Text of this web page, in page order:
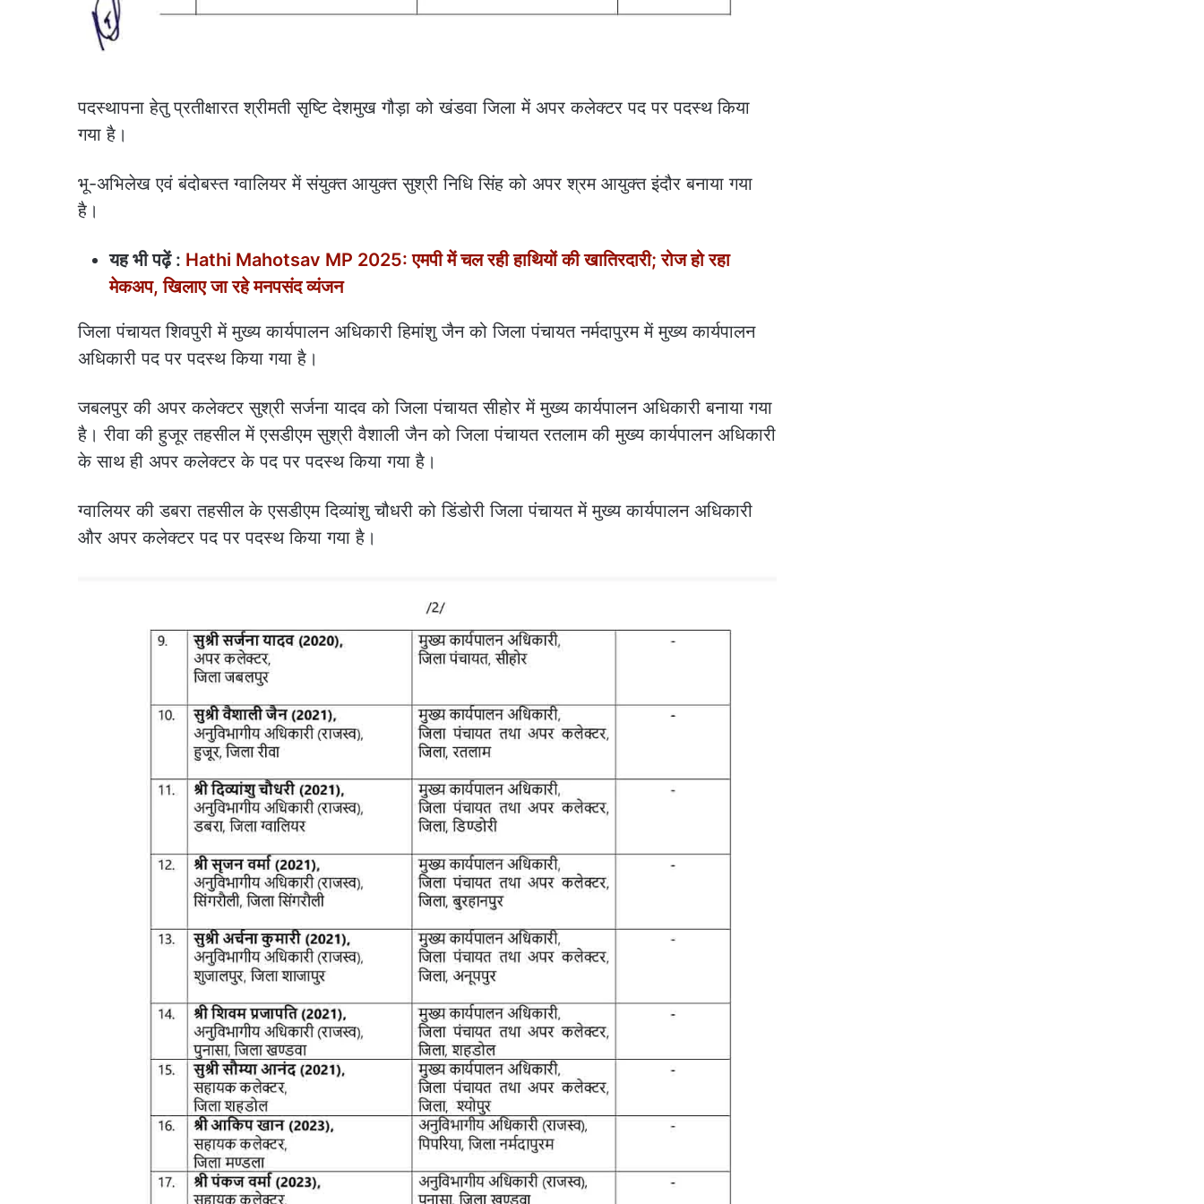
पदस्थापना हेतु प्रतीक्षारत श्रीमती सृष्टि देशमुख गौड़ा को खंडवा जिला में अपर कलेक्टर पद पर पदस्थ किया
गया है।
भू-अभिलेख एवं बंदोबस्त ग्वालियर में संयुक्त आयुक्त सुश्री निधि सिंह को अपर श्रम आयुक्त इंदौर बनाया गया
है।
यह भी पढ़ें : Hathi Mahotsav MP 2025: एमपी में चल रही हाथियों की खातिरदारी; रोज हो रहा
मेकअप, खिलाए जा रहे मनपसंद व्यंजन
जिला पंचायत शिवपुरी में मुख्य कार्यपालन अधिकारी हिमांशु जैन को जिला पंचायत नर्मदापुरम में मुख्य कार्यपालन
अधिकारी पद पर पदस्थ किया गया है।
जबलपुर की अपर कलेक्टर सुश्री सर्जना यादव को जिला पंचायत सीहोर में मुख्य कार्यपालन अधिकारी बनाया गया
है। रीवा की हुजूर तहसील में एसडीएम सुश्री वैशाली जैन को जिला पंचायत रतलाम की मुख्य कार्यपालन अधिकारी
के साथ ही अपर कलेक्टर के पद पर पदस्थ किया गया है।
ग्वालियर की डबरा तहसील के एसडीएम दिव्यांशु चौधरी को डिंडोरी जिला पंचायत में मुख्य कार्यपालन अधिकारी
और अपर कलेक्टर पद पर पदस्थ किया गया है।